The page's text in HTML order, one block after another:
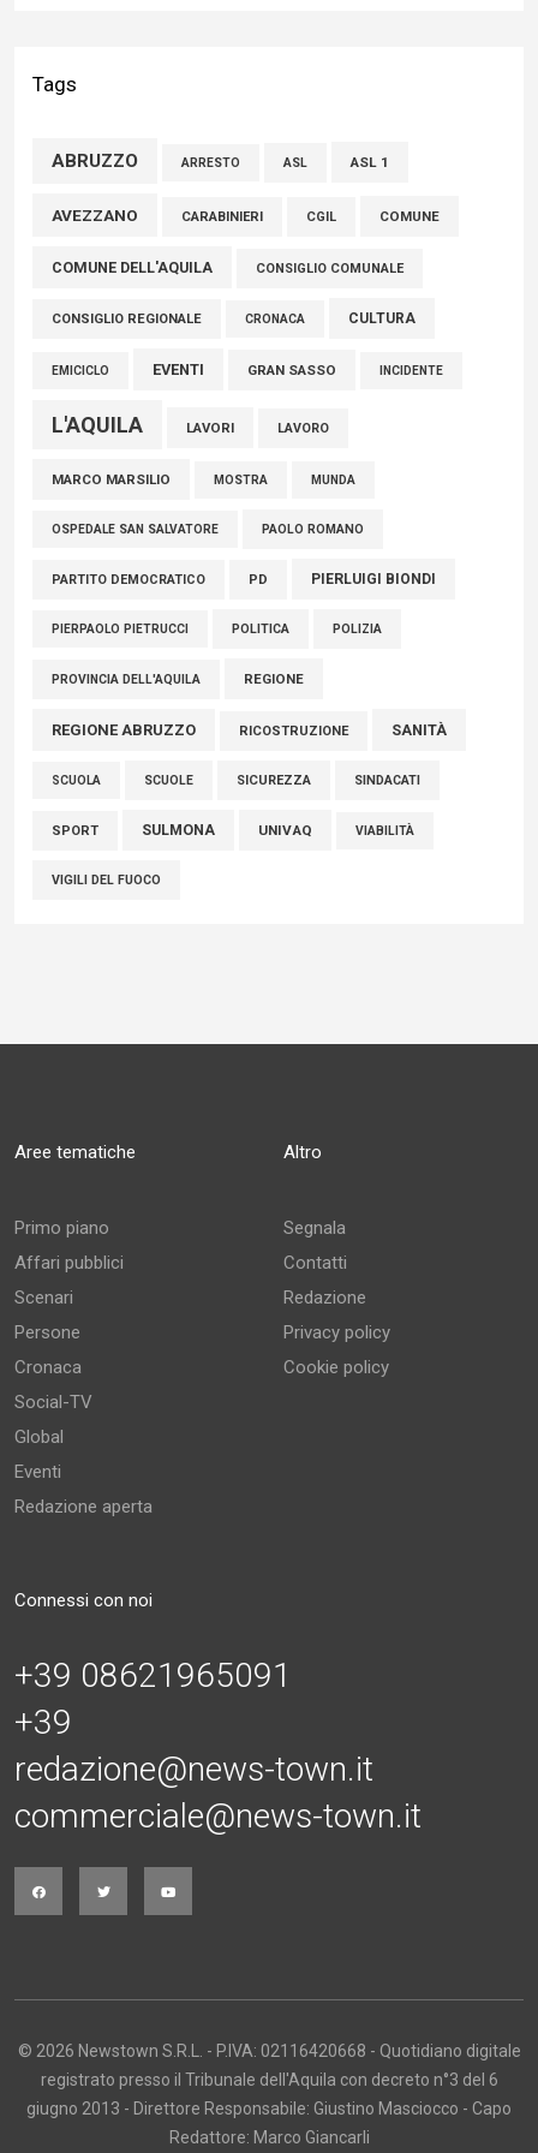
viabilità per il completamento dei lavori di riqualificazione
Rdc, Testa (FDI): Eredità pesante, servono controlli e
Tags
ABRUZZO ARRESTO ASL ASL 1
AVEZZANO CARABINIERI CGIL COMUNE
COMUNE DELL'AQUILA CONSIGLIO COMUNALE
CONSIGLIO REGIONALE CRONACA CULTURA
EMICICLO EVENTI GRAN SASSO INCIDENTE
L'AQUILA LAVORI LAVORO
MARCO MARSILIO MOSTRA MUNDA
OSPEDALE SAN SALVATORE PAOLO ROMANO
PARTITO DEMOCRATICO PD PIERLUIGI BIONDI
PIERPAOLO PIETRUCCI POLITICA POLIZIA
PROVINCIA DELL'AQUILA REGIONE
REGIONE ABRUZZO RICOSTRUZIONE SANITÀ
SCUOLA SCUOLE SICUREZZA SINDACATI
SPORT SULMONA UNIVAQ VIABILITÀ
VIGILI DEL FUOCO
Aree tematiche
Primo piano
Affari pubblici
Scenari
Persone
Cronaca
Social-TV
Global
Eventi
Redazione aperta
Altro
Segnala
Contatti
Redazione
Privacy policy
Cookie policy
Connessi con noi
+39 08621965091
+39
redazione@news-town.it
commerciale@news-town.it
© 2026 Newstown S.R.L. - P.IVA: 02116420668 - Quotidiano digitale
registrato presso il Tribunale dell'Aquila con decreto n°3 del 6
giugno 2013 - Direttore Responsabile: Giustino Masciocco - Capo
Redattore: Marco Giancarli